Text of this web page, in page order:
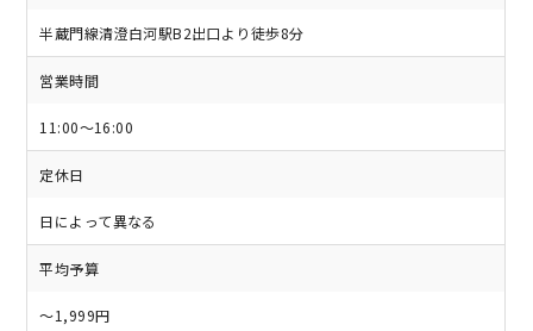
半蔵門線清澄白河駅B2出口より徒歩8分
営業時間
11:00～16:00
定休日
日によって異なる
平均予算
～1,999円